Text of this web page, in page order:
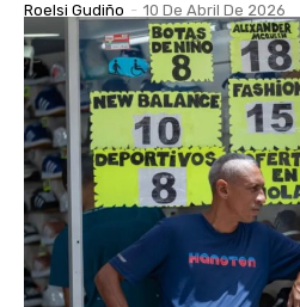
Roelsi Gudiño - 10 De Abril De 2026